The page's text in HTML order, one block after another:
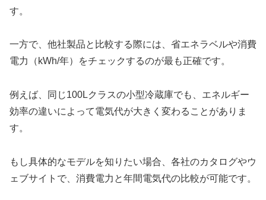
す。
一方で、他社製品と比較する際には、省エネラベルや消費
電力（kWh/年）をチェックするのが最も正確です。
例えば、同じ100Lクラスの小型冷蔵庫でも、エネルギー
効率の違いによって電気代が大きく変わることがありま
す。
もし具体的なモデルを知りたい場合、各社のカタログやウ
ェブサイトで、消費電力と年間電気代の比較が可能です。